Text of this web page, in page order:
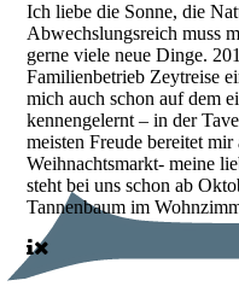
Ich liebe die Sonne, die
Abwechslungsreich muss
gerne viele neue Dinge.
Familienbetrieb Zeytreise
mich auch schon auf dem
kennengelernt – in der
meisten Freude bereitet
Weihnachtsmarkt- meine
steht bei uns schon ab
Tannenbaum im